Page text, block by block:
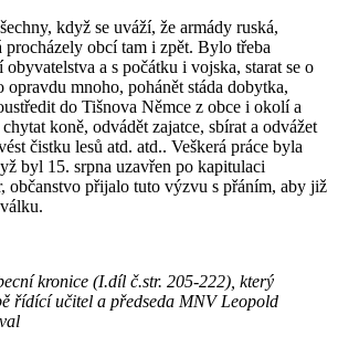
když se uváží, že armády ruská,
procházely obcí tam i zpět. Bylo třeba
a s počátku i vojska, starat se o
mnoho, pohánět stáda dobytka,
do Tišnova Němce z obce i okolí a
koně, odvádět zajatce, sbírat a odvážet
čistku lesů atd. atd.. Veškerá práce byla
byl 15. srpna uzavřen po kapitulaci
občanstvo přijalo tuto výzvu s přáním, aby již
kronice (I.díl č.str. 205-222), který
řídící učitel a předseda MNV Leopold